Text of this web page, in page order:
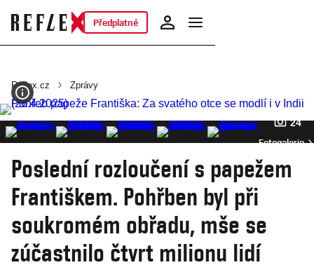
Předplatné
Reflex.cz Zprávy
24
Fotogalerie
Poslední rozloučení s papežem
Františkem. Pohřben byl při
soukromém obřadu, mše se
zúčastnilo čtvrt milionu lidí